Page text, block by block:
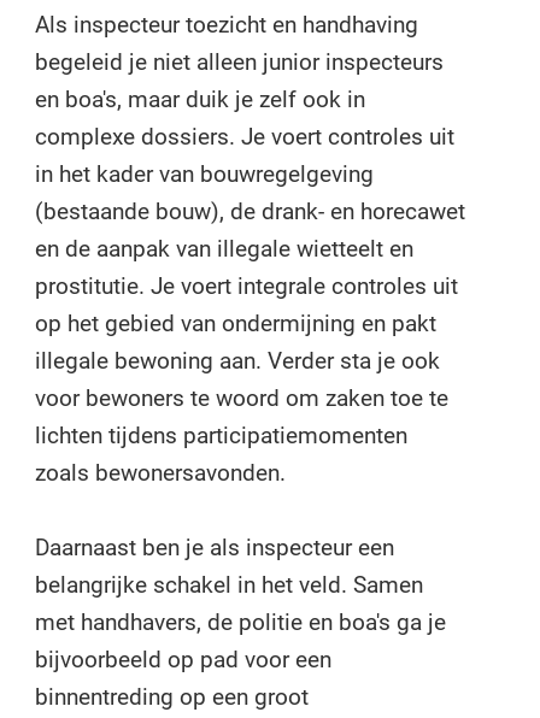
Als inspecteur toezicht en handhaving
begeleid je niet alleen junior inspecteurs
en boa's, maar duik je zelf ook in
complexe dossiers. Je voert controles uit
in het kader van bouwregelgeving
(bestaande bouw), de drank- en horecawet
en de aanpak van illegale wietteelt en
prostitutie. Je voert integrale controles uit
op het gebied van ondermijning en pakt
illegale bewoning aan. Verder sta je ook
voor bewoners te woord om zaken toe te
lichten tijdens participatiemomenten
zoals bewonersavonden.
Daarnaast ben je als inspecteur een
belangrijke schakel in het veld. Samen
met handhavers, de politie en boa's ga je
bijvoorbeeld op pad voor een
binnentreding op een groot